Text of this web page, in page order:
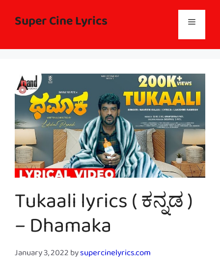
contentSuper Cine Lyrics Menu
Tukaali lyrics ( ಕನ್ನಡ )
– Dhamaka
January 3, 2022bysupercinelyrics.com